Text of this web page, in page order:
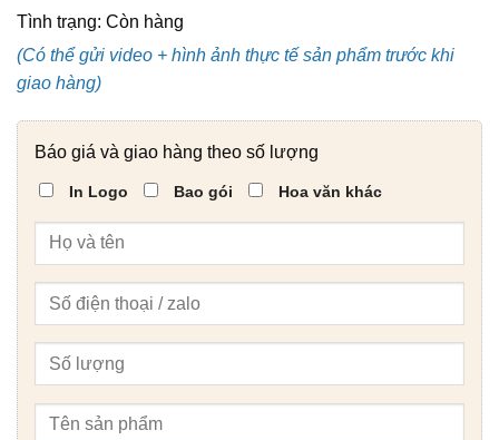
Tình trạng: Còn hàng
(Có thể gửi video + hình ảnh thực tế sản phẩm trước khi
giao hàng)
Báo giá và giao hàng theo số lượng
In Logo Bao gói Hoa văn khác